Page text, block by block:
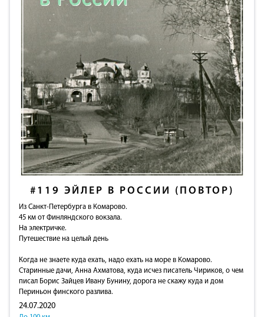
#119 ЭЙЛЕР В РОССИИ (ПОВТОР)
Из Санкт-Петербурга в Комарово.
45 км от Финляндского вокзала.
На электричке.
Путешествие на целый день
Когда не знаете куда ехать, надо ехать на море в Комарово.
Старинные дачи, Анна Ахматова, куда исчез писатель Чириков, о чем
писал Борис Зайцев Ивану Бунину, дорога не скажу куда и дом
Периньон финского разлива.
24.07.2020